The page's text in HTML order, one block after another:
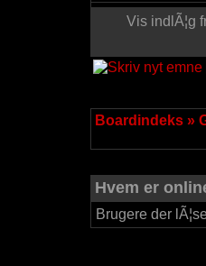
Vis indlÃ¦g
Boardindeks »
Hvem er
Brugere der